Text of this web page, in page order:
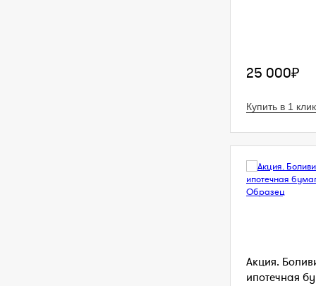
25 000₽
Купить в 1 клик
Акция.
ипотечная